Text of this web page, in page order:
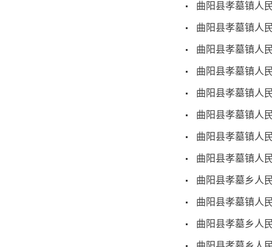
曲阳县孝墓镇人
曲阳县孝墓镇人
曲阳县孝墓镇人
曲阳县孝墓镇人
曲阳县孝墓镇人
曲阳县孝墓镇人
曲阳县孝墓镇人
曲阳县孝墓镇人
曲阳县孝墓乡人
曲阳县孝墓镇人
曲阳县孝墓乡人